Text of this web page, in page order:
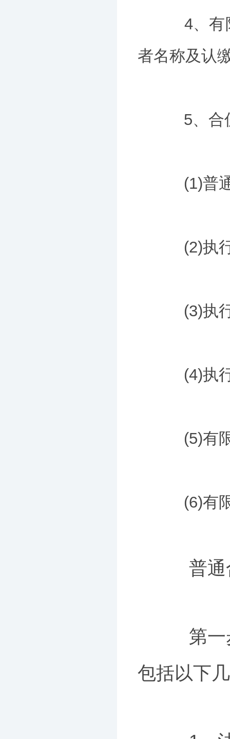
4、有限
者名称及认
5、合伙
(1)普通
(2)执行
(3)执行
(4)执行
(5)有限
(6)有限
普通
第一步
包括以下